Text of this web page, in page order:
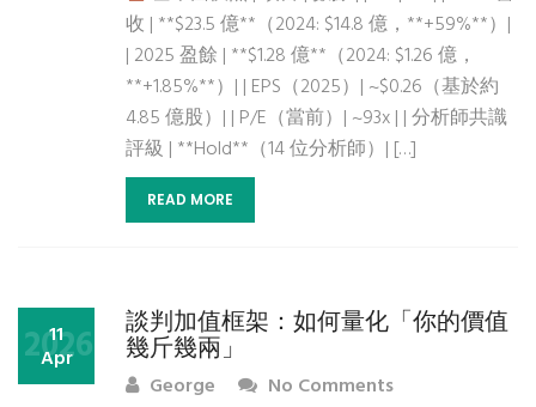
收 | **$23.5 億**（2024: $14.8 億，**+59%**）|
| 2025 盈餘 | **$1.28 億**（2024: $1.26 億，
**+1.85%**）| | EPS（2025）| ~$0.26（基於約
4.85 億股）| | P/E（當前）| ~93x | | 分析師共識
評級 | **Hold**（14 位分析師）| […]
READ MORE
談判加值框架：如何量化「你的價值
幾斤幾兩」
11
Apr
2026
George
No Comments